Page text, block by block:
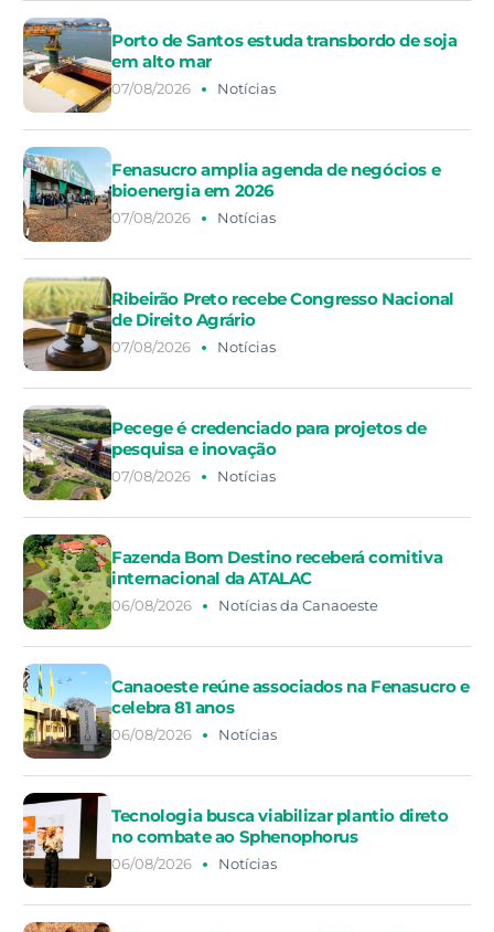
Porto de Santos estuda transbordo de soja
em alto mar
07/08/2026 Notícias
Fenasucro amplia agenda de negócios e
bioenergia em 2026
07/08/2026 Notícias
Ribeirão Preto recebe Congresso Nacional
de Direito Agrário
07/08/2026 Notícias
Pecege é credenciado para projetos de
pesquisa e inovação
07/08/2026 Notícias
Fazenda Bom Destino receberá comitiva
internacional da ATALAC
06/08/2026 Notícias da Canaoeste
Canaoeste reúne associados na Fenasucro e
celebra 81 anos
06/08/2026 Notícias
Tecnologia busca viabilizar plantio direto
no combate ao Sphenophorus
06/08/2026 Notícias